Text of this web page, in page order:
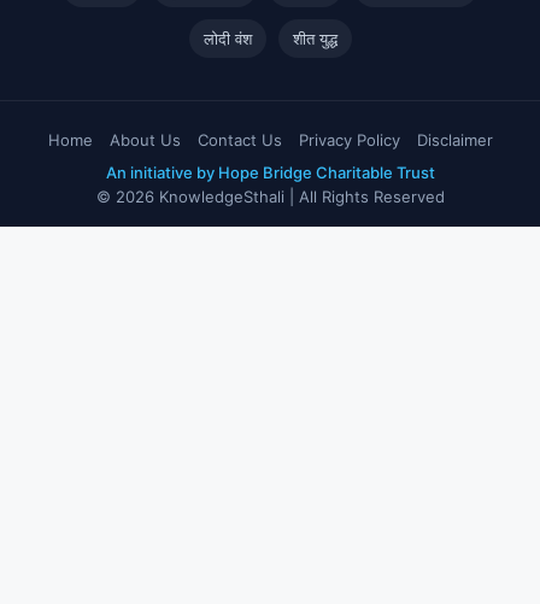
लोदी वंश शीत युद्ध
Home About Us Contact Us Privacy Policy
Disclaimer
An initiative by Hope Bridge Charitable Trust
© 2026 KnowledgeSthali | All Rights Reserved